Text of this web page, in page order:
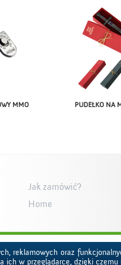
MMO PUDEŁKO NA
Jak zamówić?
Home
reklamowych oraz
w przeglądarce, dzięki